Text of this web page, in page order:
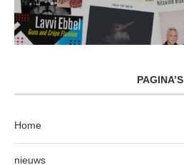
PAGINA’S
Home
nieuws